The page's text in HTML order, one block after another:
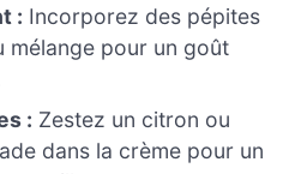
: Incorporez des pépites
mélange pour un goût
: Zestez un citron ou
dans la crème pour un